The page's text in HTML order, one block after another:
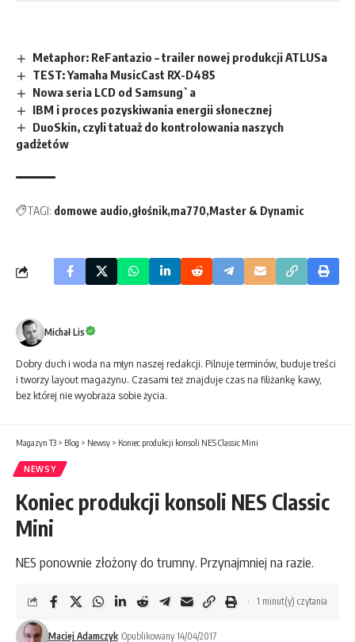
Metaphor: ReFantazio – trailer nowej produkcji ATLUSa
TEST: Yamaha MusicCast RX-D485
Nowa seria LCD od Samsung`a
IBM i proces pozyskiwania energii słonecznej
DuoSkin, czyli tatuaż do kontrolowania naszych
gadżetów
TAGI: domowe audio głośnik ma770 Master & Dynamic
Michał Lis
Dobry duch i woda na młyn naszej redakcji. Pilnuje terminów, buduje treści
i tworzy layout magazynu. Czasami też znajduje czas na filiżankę kawy,
bez której nie wyobraża sobie życia.
Magazyn T3 > Blog > Newsy > Koniec produkcji konsoli NES Classic Mini
NEWSY
Koniec produkcji konsoli NES Classic
Mini
NES ponownie złożony do trumny. Przynajmniej na razie.
Maciej Adamczyk Opublikowany 14/04/2017
1 minut(y) czytania